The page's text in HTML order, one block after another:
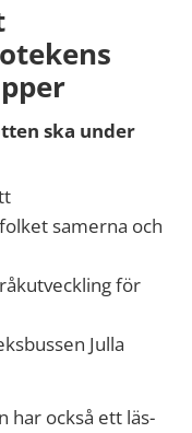
ska under
samerna och
för
Julla
har också ett läs-